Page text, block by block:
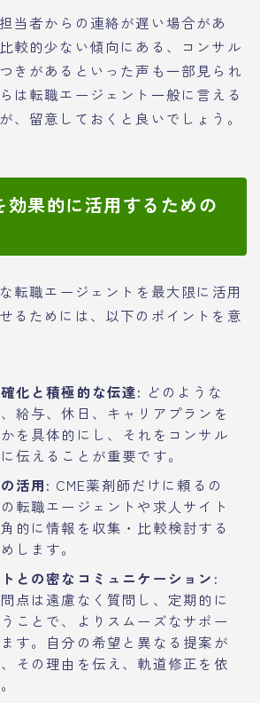
当者からの連絡が遅い場合があ
較的少ない傾向にある、コンサル
きがあるといった声も一部見られ
は転職エージェント一般に言える
、留意しておくと良いでしょう。
効果的に活用するための
転職エージェントを最大限に活用
るためには、以下のポイントを意
化と積極的な伝達: どのような
給与、休日、キャリアプランを
を具体的にし、それをコンサル
伝えることが重要です。
活用: CME薬剤師だけに頼るの
転職エージェントや求人サイト
的に情報を収集・比較検討する
します。
との密なコミュニケーション:
点は遠慮なく質問し、定期的に
ことで、よりスムーズなサポー
す。自分の希望と異なる提案が
その理由を伝え、軌道修正を依